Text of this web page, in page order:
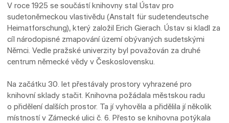
V roce 1925 se součástí knihovny stal Ústav pro
sudetoněmeckou vlastivědu (Anstalt für sudetendeutsche
Heimatforschung), který založil Erich Gierach. Ústav si kladl za
cíl národopisné zmapování území obývaných sudetskými
Němci. Vedle pražské univerzity byl považován za druhé
centrum německé vědy v Československu.
Na začátku 30. let přestávaly prostory vyhrazené pro
knihovní sklady stačit. Knihovna požádala městskou radu
o přidělení dalších prostor. Ta jí vyhověla a přidělila jí několik
místností v Zámecké ulici č. 6. Přesto se knihovna potýkala